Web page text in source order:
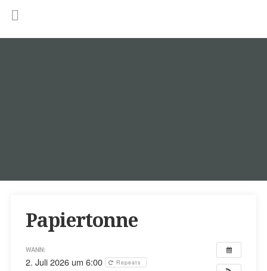
Papiertonne
WANN:
2. Juli 2026 um 6:00 Repeats